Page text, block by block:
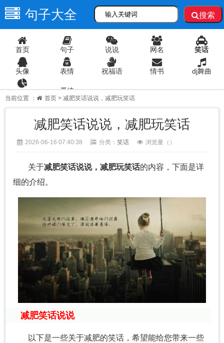
句子大全 搜索
首页 句子 说说 网名 笑话
头像 表情 祝福语 情书 dj舞曲
爱情
当前位置 ： 首页 > 减肥笑话说说，减肥玩笑话
减肥笑话说说，减肥玩笑话
2026-06-16 07:40:38 分类： 笑话 浏览量（ ）
关于减肥笑话说说，减肥玩笑话的内容，下面是详
细的介绍。
减肥笑话说说
以下是一些关于减肥的笑话，希望能给您带来一些